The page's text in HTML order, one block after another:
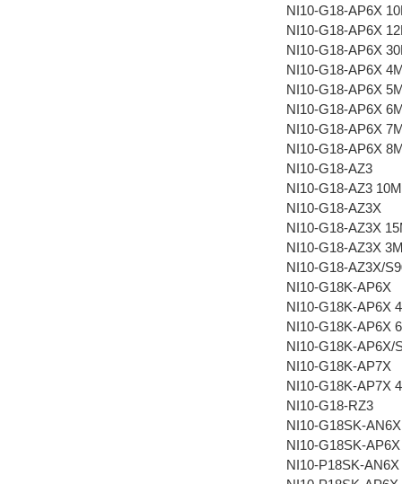
NI10-G18-AP6X
NI10-G18-AP6X
NI10-G18-AP6X
NI10-G18-AP6X
NI10-G18-AP6X
NI10-G18-AP6X
NI10-G18-AP6X
NI10-G18-AP6X
NI10-G18-AZ3
NI10-G18-AZ3 10M
NI10-G18-AZ3X
NI10-G18-AZ3X
NI10-G18-AZ3X
NI10-G18-AZ3X/
NI10-G18K-AP6X
NI10-G18K-AP6X
NI10-G18K-AP6X
NI10-G18K-AP6X/
NI10-G18K-AP7X
NI10-G18K-AP7X
NI10-G18-RZ3
NI10-G18SK-AN6X
NI10-G18SK-AP6X
NI10-P18SK-AN6X